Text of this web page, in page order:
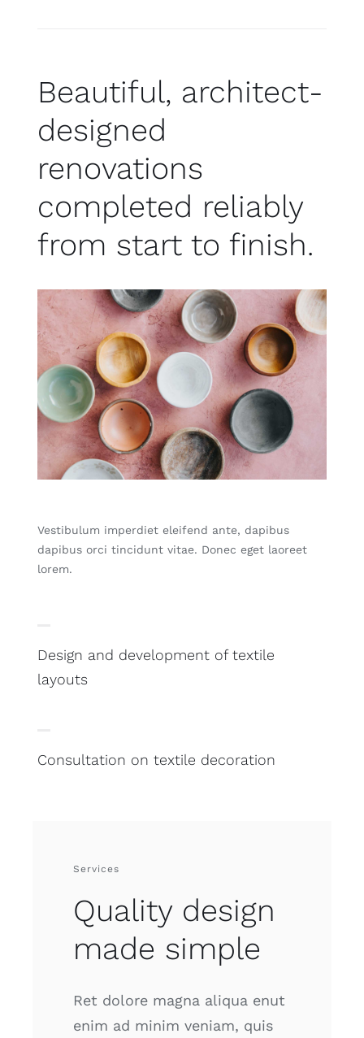
Beautiful, architect-
designed
renovations
completed reliably
from start to finish.
Vestibulum imperdiet eleifend ante, dapibus
dapibus orci tincidunt vitae. Donec eget laoreet
lorem.
Design and development of textile
layouts
Consultation on textile decoration
Services
Quality design
made simple
Ret dolore magna aliqua enut
enim ad minim veniam, quis